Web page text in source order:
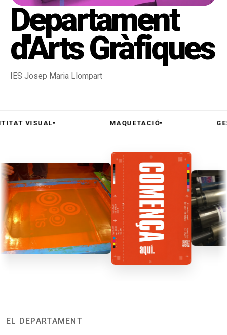
Departament
d'Arts Gràfiques
IES Josep Maria Llompart
VISUAL MAQUETACIÓ
EL DEPARTAMENT